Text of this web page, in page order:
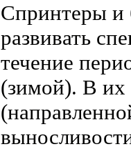
Спринтеры и
развивать
течение
(зимой). В их